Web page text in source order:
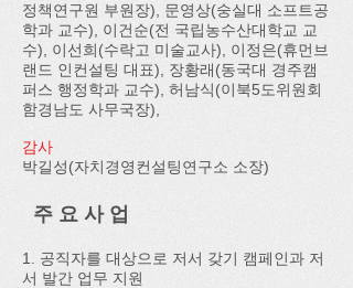
정책연구원 부원장), 문영상(숭실대 소프트공
학과 교수), 이건순(전 국립농수산대학교 교
수), 이선희(수락고 미술교사), 이정은(휴먼브
랜드 인컨설팅 대표), 장황래(동국대 경주캠
퍼스 행정학과 교수), 허남식(이북5도위원회
함경남도 사무국장),
감사
박길성(자치경영컨설팅연구소 소장)
주 요 사 업
1. 공직자를 대상으로 저서 갖기 캠페인과 저
서 발간 업무 지원